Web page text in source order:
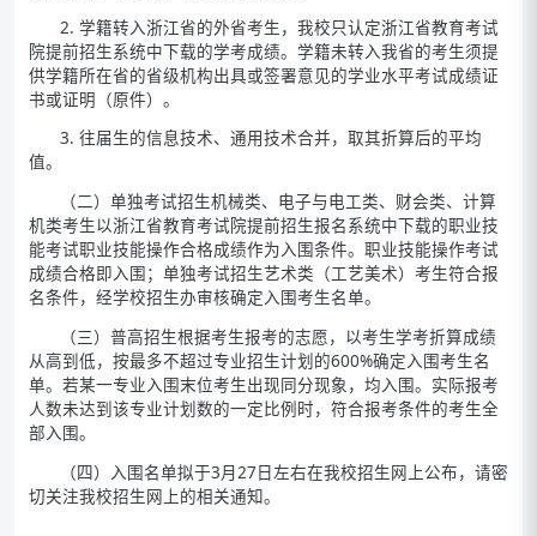
2. 学籍转入浙江省的外省考生，我校只认定浙江省教育考试
院提前招生系统中下载的学考成绩。学籍未转入我省的考生须提
供学籍所在省的省级机构出具或签署意见的学业水平考试成绩证
书或证明（原件）。
3. 往届生的信息技术、通用技术合并，取其折算后的平均
值。
（二）单独考试招生机械类、电子与电工类、财会类、计算
机类考生以浙江省教育考试院提前招生报名系统中下载的职业技
能考试职业技能操作合格成绩作为入围条件。职业技能操作考试
成绩合格即入围；单独考试招生艺术类（工艺美术）考生符合报
名条件，经学校招生办审核确定入围考生名单。
（三）普高招生根据考生报考的志愿，以考生学考折算成绩
从高到低，按最多不超过专业招生计划的600%确定入围考生名
单。若某一专业入围末位考生出现同分现象，均入围。实际报考
人数未达到该专业计划数的一定比例时，符合报考条件的考生全
部入围。
（四）入围名单拟于3月27日左右在我校招生网上公布，请密
切关注我校招生网上的相关通知。